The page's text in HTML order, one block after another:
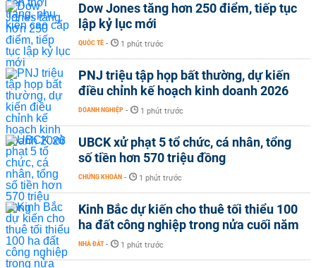
Dow Jones tăng hơn 250 điểm, tiếp tục
lập kỷ lục mới
QUỐC TẾ - 1 phút trước
PNJ triệu tập họp bất thường, dự kiến
điều chỉnh kế hoạch kinh doanh 2026
DOANH NGHIỆP - 1 phút trước
UBCK xử phạt 5 tổ chức, cá nhân, tổng
số tiền hơn 570 triệu đồng
CHỨNG KHOÁN - 1 phút trước
Kinh Bắc dự kiến cho thuê tối thiểu 100
ha đất công nghiệp trong nửa cuối năm
NHÀ ĐẤT - 1 phút trước